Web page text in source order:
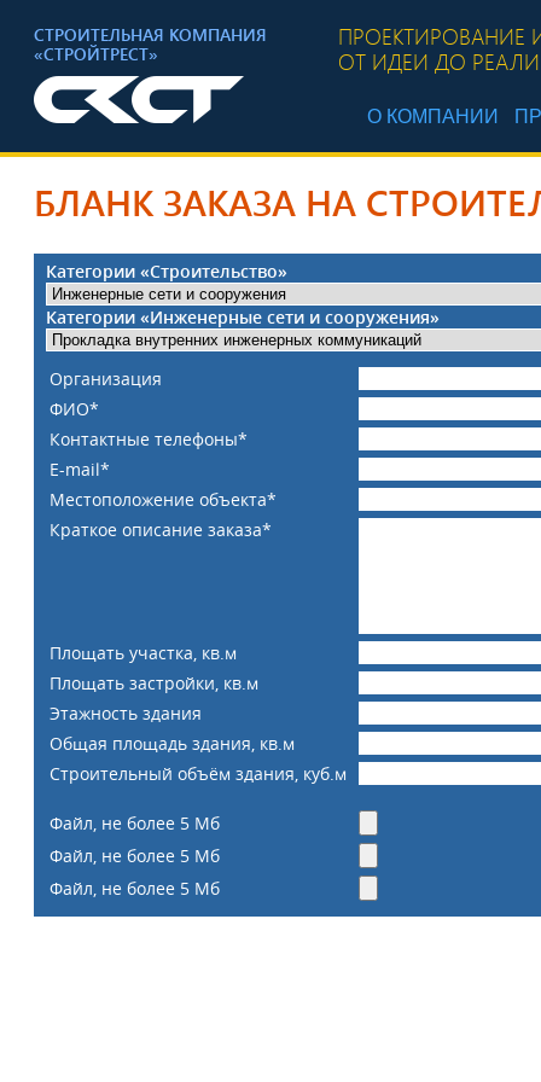
СТРОИТЕЛЬНАЯ КОМПАНИЯ
«СТРОЙТРЕСТ»
ПРОЕКТИРОВАНИЕ
ОТ ИДЕИ ДО
О КОМПАНИИ
БЛАНК ЗАКАЗА НА
Категории «Строительство»
Категории «Инженерные сети и сооружения»
Организация
ФИО*
Контактные телефоны*
E-mail*
Местоположение объекта*
Краткое описание заказа*
Площать участка, кв.м
Площать застройки, кв.м
Этажность здания
Общая площадь здания, кв.м
Строительный объём здания, куб.м
Файл, не более 5 Мб
Файл, не более 5 Мб
Файл, не более 5 Мб